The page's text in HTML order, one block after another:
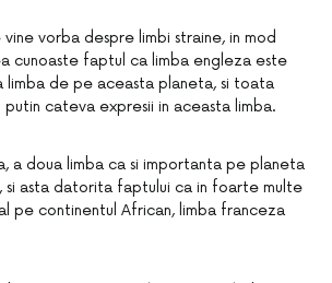
vine vorba despre limbi straine, in mod
cunoaste faptul ca limba engleza este
limba de pe aceasta planeta, si toata
putin cateva expresii in aceasta limba.
a doua limba ca si importanta pe planeta
si asta datorita faptului ca in foarte multe
pe continentul African, limba franceza